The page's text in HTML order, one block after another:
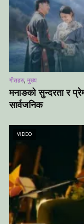
गीतहरु, मुख्य
मनाङको सुन्दरता र
सार्वजनिक
VIDEO